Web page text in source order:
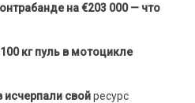
на €203 000 — что
кг пуль в мотоцикле
исчерпали свойресурс